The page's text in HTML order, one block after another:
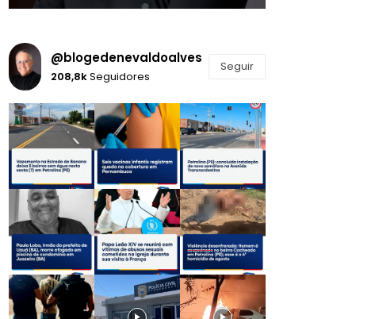
@blogedenevaldoalves
208,8kSeguidores
Seguir